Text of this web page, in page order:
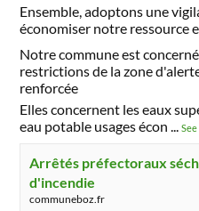
Ensemble, adoptons une
économiser notre ressource
Notre commune est
restrictions de la zone
renforcée
Elles concernent les eaux
eau potable usages écon ...
Arrêtés préfectoraux
d'incendie
communeboz.fr